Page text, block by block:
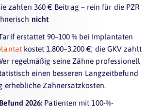
zahlen 360 € Beitrag – rein für die PZR
nicht
erstattet 90–100 % bei Implantaten
kostet 1.800–3.200 €; die GKV zahlt
regelmäßig seine Zähne professionell
einen besseren Langzeitbefund
erhebliche Zahnersatzkosten.
2026: Patienten mit 100-%-